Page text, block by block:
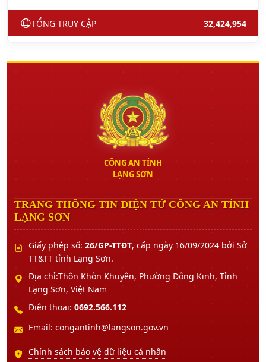
TỔNG TRUY CẬP 32,424,954
CÔNG AN TỈNH
LẠNG SƠN
TRANG THÔNG TIN ĐIỆN TỬ CÔNG AN TỈNH
LẠNG SƠN
Giấy phép số: 26/GP-TTĐT, cấp ngày 16/09/2024 bởi Sở
TT&TT tỉnh Lạng Sơn.
Địa chỉ:Thôn Khòn Khuyên, Phường Đông Kinh, Tỉnh
Lạng Sơn, Việt Nam
Điện thoại: 0692.566.112
Email: congantinh@langson.gov.vn
Chính sách bảo vệ dữ liệu cá nhân